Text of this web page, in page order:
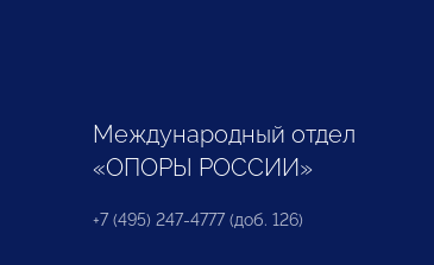
Международный отдел
«ОПОРЫ РОССИИ»
+7 (495) 247-4777 (доб. 126)